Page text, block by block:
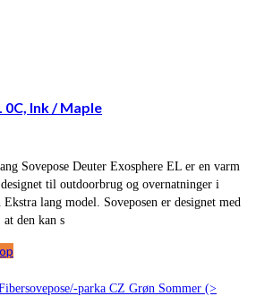
0C, Ink / Maple
Sovepose Deuter Exosphere EL er en varm
til outdoorbrug og overnatninger i
lang model. Soveposen er designet med
at den kan s